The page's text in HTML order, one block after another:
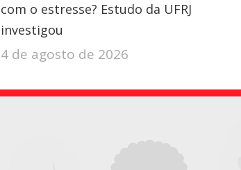
com o estresse? Estudo da UFRJ
investigou
4 de agosto de 2026